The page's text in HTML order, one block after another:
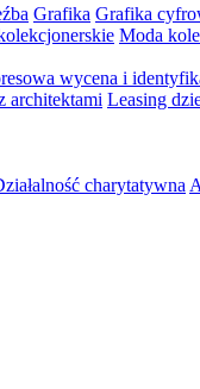
Grafika Grafika
Moda
wycena i
architektami Leasing
charytatywna